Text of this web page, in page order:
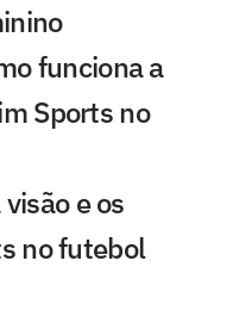
funciona a
Sports no
e os
no futebol